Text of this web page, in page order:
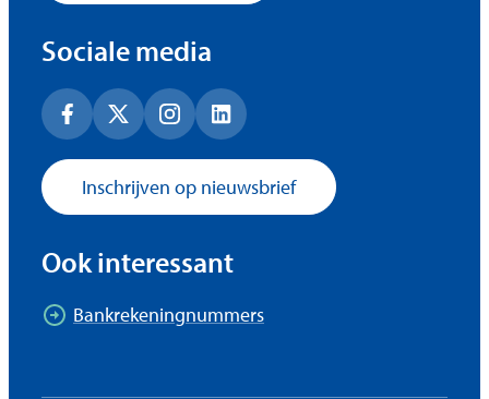
Sociale media
FacebookX (Twitter)InstagramLinkedIn
Inschrijven op nieuwsbrief
Ook interessant
Bankrekeningnummers